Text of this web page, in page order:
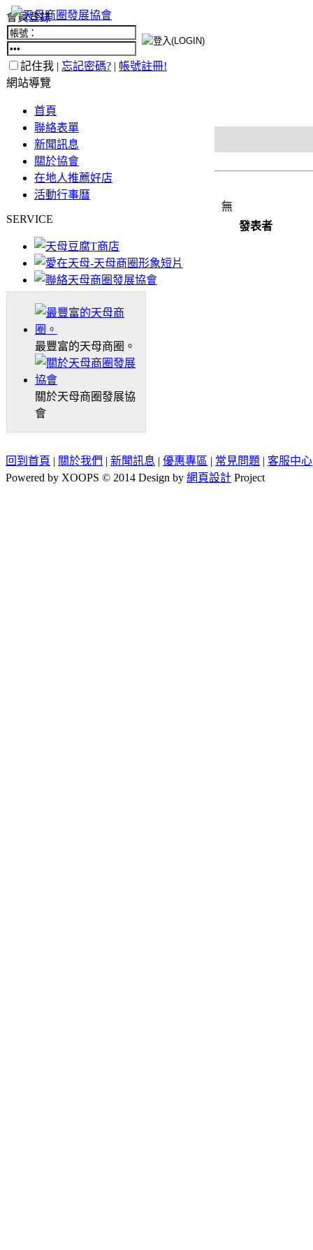
會員登錄
記住我 | 忘記密碼? | 帳號註冊!
網站導覽
首頁
聯絡表單
新聞訊息
關於協會
在地人推薦好店
活動行事曆
SERVICE
最豐富的天母商圈。
關於天母商圈發展協
會
無
發表者
回到首頁 | 關於我們 | 新聞訊息 | 優惠專區 | 常見問題 | 客服中心
Powered by XOOPS © 2014 Design by 網頁設計 Project